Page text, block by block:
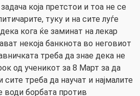
која претстои и тоа не се
туку и на сите луѓе
кога ќе заминат на лекар
некоја банкнота во неговиот
треба да знае дека не
од ученикот за 8 Март за да
треба да научат и најмалите
води борбата против